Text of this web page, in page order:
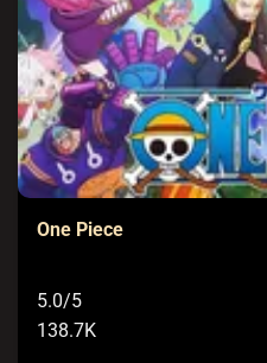
One Piece
5.0/5
138.7K